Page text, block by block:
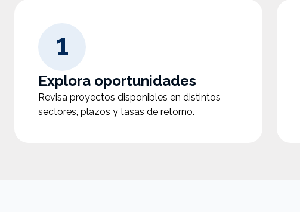
1
Explora oportunidades
Revisa proyectos disponibles en distintos
sectores, plazos y tasas de retorno.